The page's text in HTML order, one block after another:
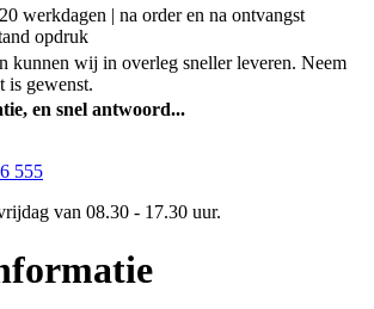
werkdagen | na order en na ontvangst
opdruk
kunnen wij in overleg sneller leveren. Neem
is gewenst.
en snel antwoord...
555
van 08.30 - 17.30 uur.